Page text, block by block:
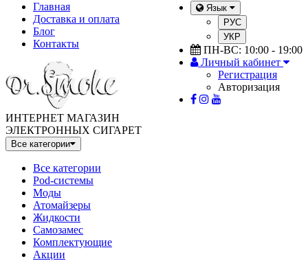
Главная
Доставка и оплата
Блог
Контакты
Язык
РУС
УКР
ПН-ВС: 10:00 - 19:00
Личный кабинет
Регистрация
Авторизация
ИНТЕРНЕТ МАГАЗИН
ЭЛЕКТРОННЫХ СИГАРЕТ
Все категории
Все категории
Pod-системы
Моды
Атомайзеры
Жидкости
Самозамес
Комплектующие
Акции